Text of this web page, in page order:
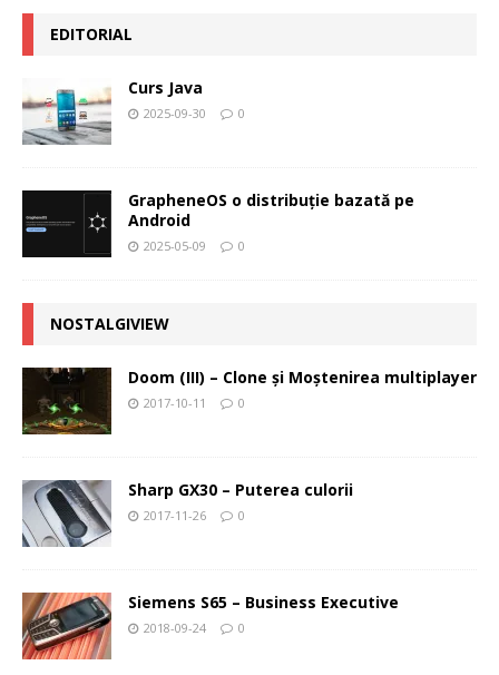
EDITORIAL
Curs Java
2025-09-30 0
GrapheneOS o distribuție bazată pe
Android
2025-05-09 0
NOSTALGIVIEW
Doom (III) – Clone şi Moştenirea multiplayer
2017-10-11 0
Sharp GX30 – Puterea culorii
2017-11-26 0
Siemens S65 – Business Executive
2018-09-24 0